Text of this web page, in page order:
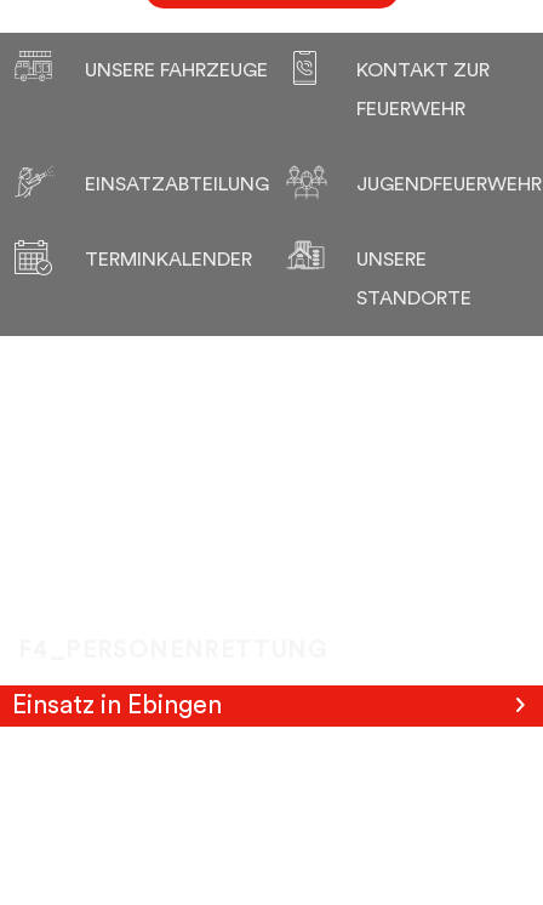
UNSERE FAHRZEUGE
KONTAKT ZUR
FEUERWEHR
EINSATZABTEILUNG JUGENDFEUERWEHR
TERMINKALENDER
UNSERE
STANDORTE
Einsatz in Ebingen